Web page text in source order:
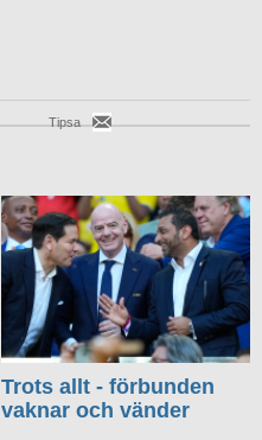
Tipsa
Trots allt - förbunden
vaknar och vänder